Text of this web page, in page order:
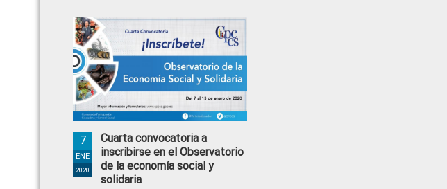
Ciudadana
Control
Social
Cuarta convocatoria a
inscribirse en el Observatorio
de la economía social y
solidaria
7
ENE
2020